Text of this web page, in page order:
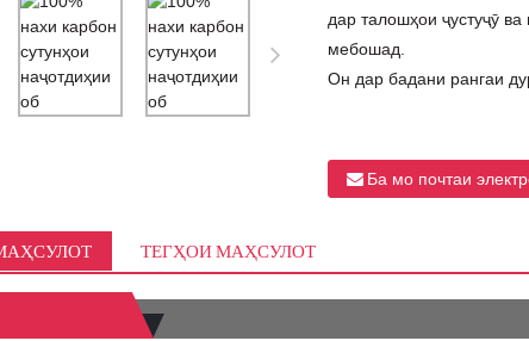
дар талошҳои ҷустуҷӯ
мебошад.
Он дар бадани рангаи
Ба мо почтаи
ТЕГҲОИ МАҲСУЛОТ